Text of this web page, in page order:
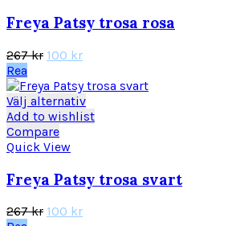
varianter.
De
kan
väljas
på
produktsidan
Freya Patsy trosa rosa
267kr Det
priset
var:
267 kr.
100 krDet
priset
är:
100 kr.
Rea
Välj alternativDen
här
varianter.
De
Add to wishlist
Compare
Quick View
Freya Patsy trosa svart
267kr Det
100 krDet